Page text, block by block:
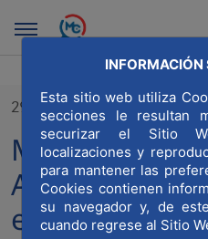
Saltar al contenido principal
INFORMACIÓN
Esta sitio web utiliza
secciones le resultan
securizar el Sitio
localizaciones y
para mantener las
Cookies contienen
su navegador y, de
cuando regrese al Sitio
29/01/2024
MWCC
Anual de
ejercicio 2023